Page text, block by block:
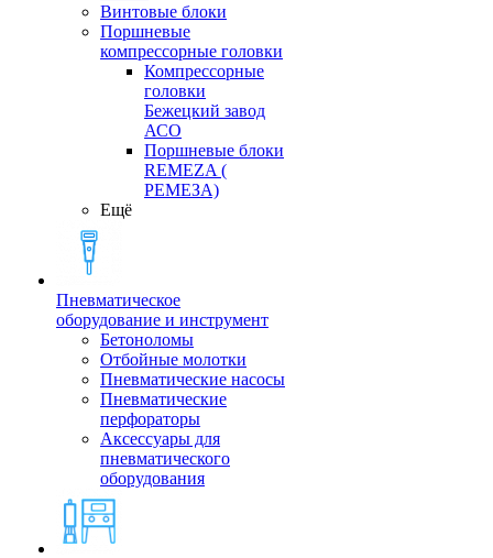
Винтовые блоки
Поршневые
компрессорные головки
Компрессорные
головки
Бежецкий завод
АСО
Поршневые блоки
REMEZA (
РЕМЕЗА)
Ещё
Пневматическое
оборудование и инструмент
Бетоноломы
Отбойные молотки
Пневматические насосы
Пневматические
перфораторы
Аксессуары для
пневматического
оборудования